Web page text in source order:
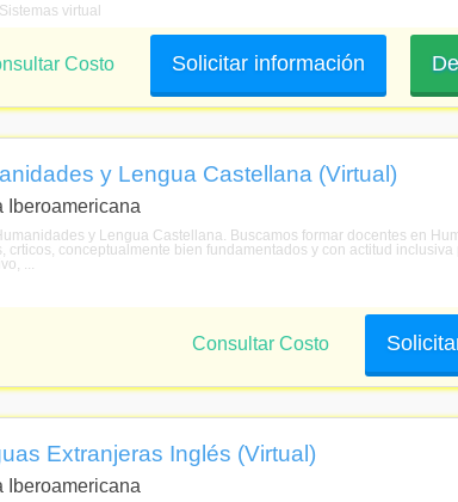
virtual
Solicitar información
Costo
y Lengua Castellana (Virtual)
Iberoamericana
y Lengua Castellana. Buscamos formar docentes en
crticos, conceptualmente bien fundamentados y con actitud
...
Consultar Costo
Extranjeras Inglés (Virtual)
Iberoamericana